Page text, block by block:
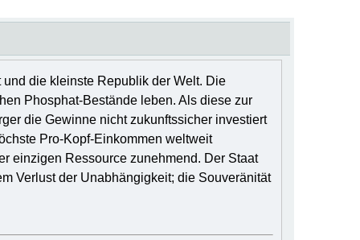
die kleinste Republik der Welt. Die
Phosphat-Bestände leben. Als diese zur
die Gewinne nicht zukunftssicher investiert
Pro-Kopf-Einkommen weltweit
einzigen Ressource zunehmend. Der Staat
Verlust der Unabhängigkeit; die Souveränität